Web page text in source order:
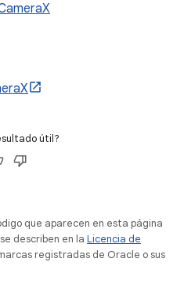
útil?
que aparecen en esta página
describen en la Licencia de
registradas de Oracle o sus